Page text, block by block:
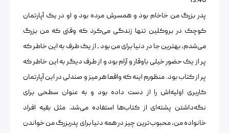
پدر بزرگ من خاخام بود و همسرش مرده بود و او در یک آپارتمان
کوچک در بروکلین تنها زندگی می‌کرد که وقتی که من بزرگ
می‌شدم، بهترین جا در دنیا برای من بود ، از یک طرف به این خاطر که
پر از یک حضور خیلی باوقار و آرام بود و از طرف دیگر به این خاطر که
پر از کتاب بود. منظورم اینه که واقعا هر میز و صندلی در این آپارتمان
کاربری اولیه‌اش را از دست داده بود و به عنوان سطحی برای
نگه‌داشتن پشته‌ای از کتاب‌ها استفاده می‌شد. مثل بقیه افراد
خانواده من، محبوب‌ترین چیز در همه دنیا برای پدربزرگ من خواندن